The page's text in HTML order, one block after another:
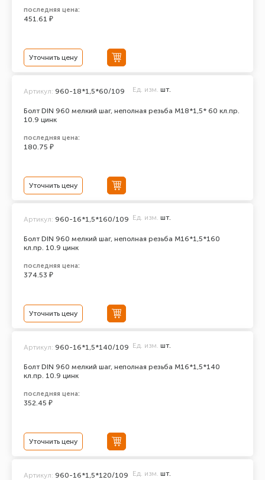
последняя цена:
451.61 ₽
Уточнить цену
Болт DIN 960 мелкий шаг, неполная резьба M18*1,5* 60 кл.пр.
10.9 цинк
Артикул: 960-18*1,5*60/109 Ед. изм. шт.
последняя цена:
180.75 ₽
Уточнить цену
Болт DIN 960 мелкий шаг, неполная резьба M16*1,5*160
кл.пр. 10.9 цинк
Артикул: 960-16*1,5*160/109 Ед. изм. шт.
последняя цена:
374.53 ₽
Уточнить цену
Болт DIN 960 мелкий шаг, неполная резьба M16*1,5*140
кл.пр. 10.9 цинк
Артикул: 960-16*1,5*140/109 Ед. изм. шт.
последняя цена:
352.45 ₽
Уточнить цену
Артикул: 960-16*1,5*120/109 Ед. изм. шт.